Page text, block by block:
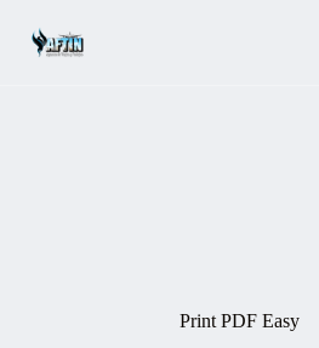
contenido
Print PDF Easy